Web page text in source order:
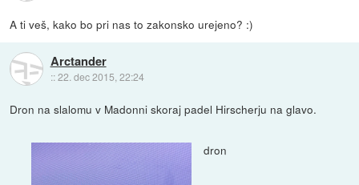
A ti veš, kako bo pri nas to zakonsko urejeno? :)
Arctander
::22. dec 2015, 22:24
Dron na slalomu v Madonni skoraj padel Hirscherju na glavo.
dron